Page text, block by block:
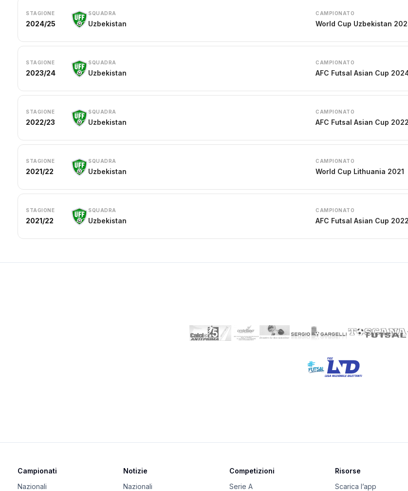
STAGIONE
2024/25
SQUADRA
Uzbekistan
CAMPIONATO
World Cup Uzbekistan
STAGIONE
2023/24
SQUADRA
Uzbekistan
CAMPIONATO
AFC Futsal Asian Cup
STAGIONE
2022/23
SQUADRA
Uzbekistan
CAMPIONATO
AFC Futsal Asian Cup 2022
STAGIONE
2021/22
SQUADRA
Uzbekistan
CAMPIONATO
World Cup Lithuania 2021
STAGIONE
2021/22
SQUADRA
Uzbekistan
CAMPIONATO
AFC Futsal Asian Cup
Campionati
Nazionali
Notizie
Nazionali
Competizioni
Serie A
Risorse
Scarica l’app